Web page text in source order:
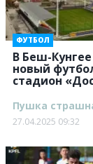
В Беш-
новый
стадион
ФУТБОЛ
Пушка
27.04.2025 09:32